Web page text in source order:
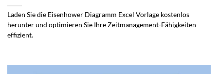
Laden Sie die Eisenhower Diagramm Excel Vorlage kostenlos
herunter und optimieren Sie Ihre Zeitmanagement-Fähigkeiten
effizient.